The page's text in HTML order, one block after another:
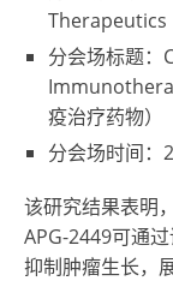
Therapeutics
分会场标题
疫治疗药物）
分会场时间：
该研究结果表明
APG-2449可通
抑制肿瘤生长，